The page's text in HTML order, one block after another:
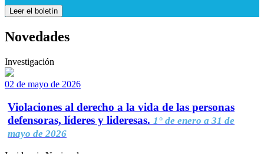
Leer el boletín
Novedades
Investigación
02 de mayo de 2026
Violaciones al derecho a la vida de las personas
defensoras, líderes y lideresas. 1° de enero a 31 de
mayo de 2026